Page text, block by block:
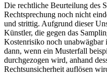
Die rechtliche Beurteilung des
Rechtsprechung noch nicht
und strittig. Aufgrund dieser
Künstler, die gegen das
Kostenrisiko noch unabwägbar
dann, wenn ein Musterfall
durchgezogen wird, anhand
Rechtsunsicherheit auflösen